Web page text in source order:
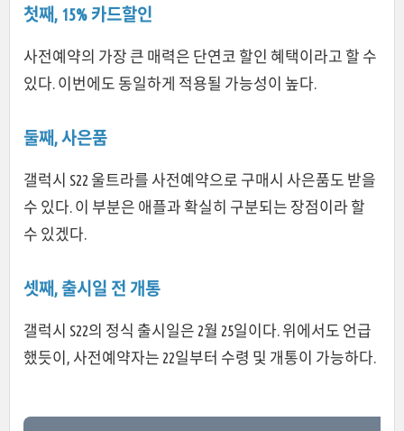
첫째, 15% 카드할인
사전예약의 가장 큰 매력은 단연코 할인 혜택이라고 할 수
있다. 이번에도 동일하게 적용될 가능성이 높다.
둘째, 사은품
갤럭시 S22 울트라를 사전예약으로 구매시 사은품도 받을
수 있다. 이 부분은 애플과 확실히 구분되는 장점이라 할
수 있겠다.
셋째, 출시일 전 개통
갤럭시 S22의 정식 출시일은 2월 25일이다. 위에서도 언급
했듯이, 사전예약자는 22일부터 수령 및 개통이 가능하다.